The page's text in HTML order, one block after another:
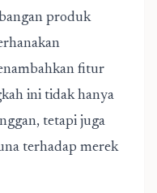
produk
fitur
ini tidak hanya
tetapi juga
terhadap merek